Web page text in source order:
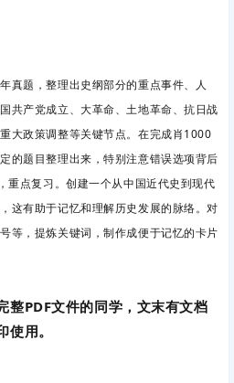
真题，整理出史纲部分的重点事件、人
共产党成立、大革命、土地革命、抗日战
大政策调整等关键节点。在完成肖1000
的题目整理出来，特别注意错误选项背后
重点复习。创建一个从中国近代史到现代
这有助于记忆和理解历史发展的脉络。对
等，提炼关键词，制作成便于记忆的卡片
整PDF文件的同学，文末有文档
用。